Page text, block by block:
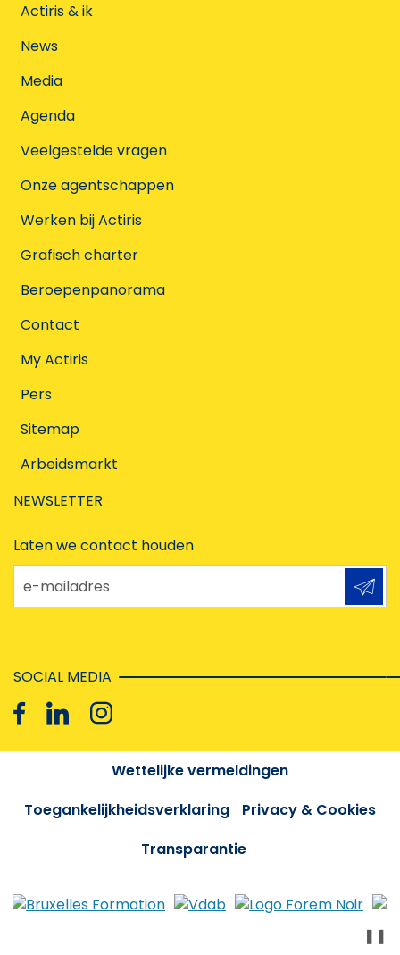
Actiris & ik
News
Media
Agenda
Veelgestelde vragen
Onze agentschappen
Werken bij Actiris
Grafisch charter
Beroepenpanorama
Contact
My Actiris
Pers
Sitemap
Arbeidsmarkt
NEWSLETTER
Laten we contact houden
e-mailadres
SOCIAL MEDIA
Wettelijke vermeldingen
Toegankelijkheidsverklaring
Privacy & Cookies
Transparantie
❚❚